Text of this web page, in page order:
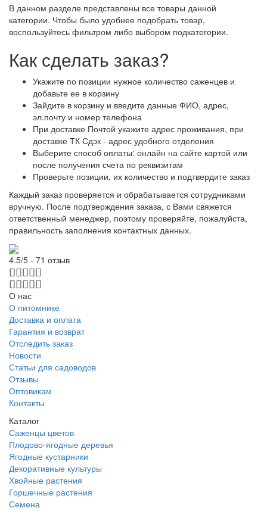
В данном разделе представлены все товары данной
категории. Чтобы было удобнее подобрать товар,
воспользуйтесь фильтром либо выбором подкатегории.
Как сделать заказ?
Укажите по позиции нужное количество саженцев и
добавьте ее в корзину
Зайдите в корзину и введите данные ФИО, адрес,
эл.почту и номер телефона
При доставке Почтой укажите адрес проживания, при
доставке ТК Сдэк - адрес удобного отделения
Выберите способ оплаты: онлайн на сайте картой или
после получения счета по реквизитам
Проверьте позиции, их количество и подтвердите заказ
Каждый заказ проверяется и обрабатывается сотрудниками
вручную. После подтверждения заказа, с Вами свяжется
ответственный менеджер, поэтому проверяйте, пожалуйста,
правильность заполнения контактных данных.
4.5/5 - 71 отзыв
О нас
О питомнике
Доставка и оплата
Гарантия и возврат
Отследить заказ
Новости
Статьи для садоводов
Отзывы
Оптовикам
Контакты
Каталог
Саженцы цветов
Плодово-ягодные деревья
Ягодные кустарники
Декоративные культуры
Хвойные растения
Горшечные растения
Семена